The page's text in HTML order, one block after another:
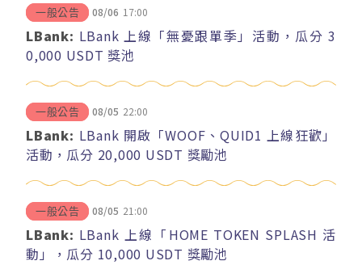
一般公告 08/06 17:00
LBank: LBank 上線「無憂跟單季」活動，瓜分 3
0,000 USDT 獎池
一般公告 08/05 22:00
LBank: LBank 開啟「WOOF、QUID1 上線狂歡」
活動，瓜分 20,000 USDT 獎勵池
一般公告 08/05 21:00
LBank: LBank 上線「HOME TOKEN SPLASH 活
動」，瓜分 10,000 USDT 獎勵池